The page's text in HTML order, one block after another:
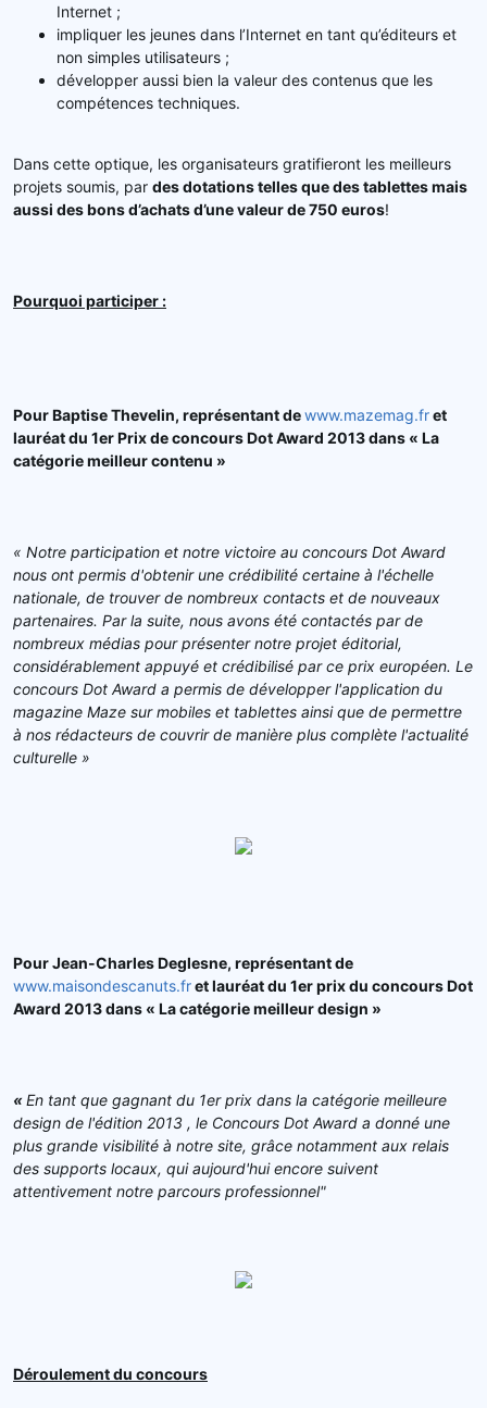
Internet ;
impliquer les jeunes dans l’Internet en tant qu’éditeurs et
non simples utilisateurs ;
développer aussi bien la valeur des contenus que les
compétences techniques.
Dans cette optique, les organisateurs gratifieront les meilleurs
projets soumis, par des dotations telles que des tablettes mais
aussi des bons d’achats d’une valeur de 750 euros!
Pourquoi participer :
Pour Baptise Thevelin, représentant dewww.mazemag.fret
lauréat du 1er Prix de concours Dot Award 2013 dans « La
catégorie meilleur contenu »
« Notre participation et notre victoire au concours Dot Award
nous ont permis d'obtenir une crédibilité certaine à l'échelle
nationale, de trouver de nombreux contacts et de nouveaux
partenaires. Par la suite, nous avons été contactés par de
nombreux médias pour présenter notre projet éditorial,
considérablement appuyé et crédibilisé par ce prix européen. Le
concours Dot Award a permis de développer l'application du
magazine Maze sur mobiles et tablettes ainsi que de permettre
à nos rédacteurs de couvrir de manière plus complète l'actualité
culturelle »
Pour Jean-Charles Deglesne, représentant de
www.maisondescanuts.fret lauréat du 1er prix du concours Dot
Award 2013 dans « La catégorie meilleur design »
«En tant que gagnant du 1er prix dans la catégorie meilleure
design de l'édition 2013 , le Concours Dot Award a donné une
plus grande visibilité à notre site, grâce notamment aux relais
des supports locaux, qui aujourd'hui encore suivent
attentivement notre parcours professionnel"
Déroulement du concours